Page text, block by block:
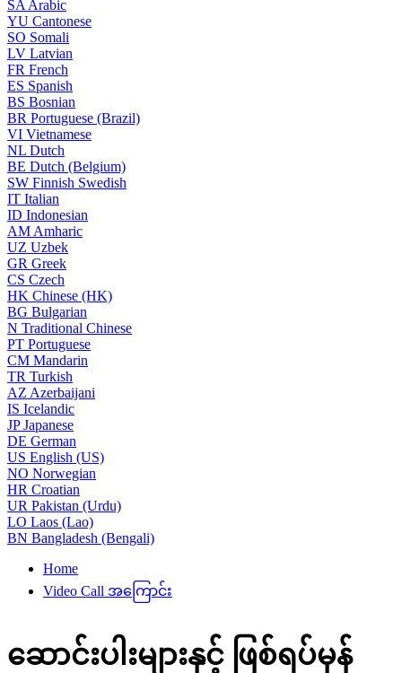
SA Arabic
YU Cantonese
SO Somali
LV Latvian
FR French
ES Spanish
BS Bosnian
BR Portuguese (Brazil)
VI Vietnamese
NL Dutch
BE Dutch (Belgium)
SW Finnish Swedish
IT Italian
ID Indonesian
AM Amharic
UZ Uzbek
GR Greek
CS Czech
HK Chinese (HK)
BG Bulgarian
N Traditional Chinese
PT Portuguese
CM Mandarin
TR Turkish
AZ Azerbaijani
IS Icelandic
JPJapanese
DE German
US English (US)
NO Norwegian
HR Croatian
UR Pakistan (Urdu)
LO Laos (Lao)
BN Bangladesh (Bengali)
Home
Video Call အကြောင်း
ဆောင်းပါးများနှင့် ဖြစ်ရပ်မှန်